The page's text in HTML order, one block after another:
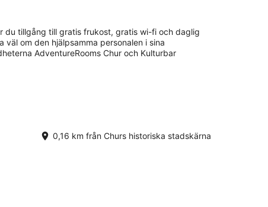
du tillgång till gratis frukost, gratis wi-fi och daglig
väl om den hjälpsamma personalen i sina
AdventureRooms Chur och Kulturbar
0,16 km från Churs historiska stadskärna